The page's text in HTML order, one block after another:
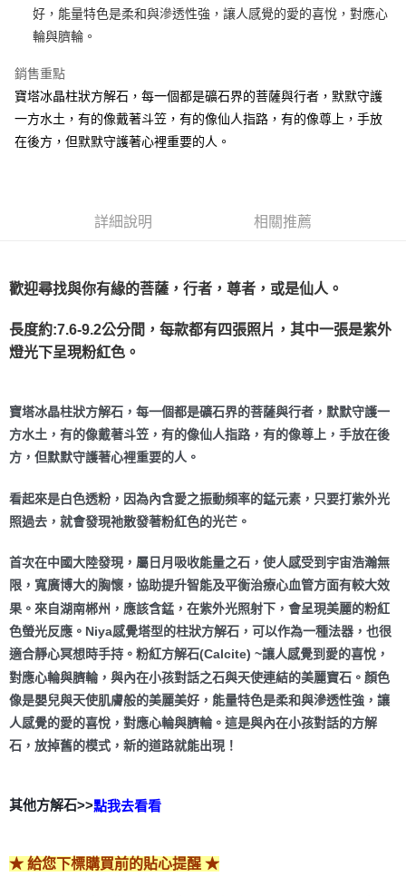
悠遊付
ATM付款
全家取貨付款
每筆NT$80，滿NT$3,000(含以上)免運費
賣家宅配幫您送（台灣）
郵局幫你送（離島）
付款後門市自取
好，能量特色是柔和與滲透性強，讓人感覺的愛的喜悅，對應心
輪與臍輪。
銷售重點
寶塔冰晶柱狀方解石，每一個都是礦石界的菩薩與行者，默默守護
一方水土，有的像戴著斗笠，有的像仙人指路，有的像尊上，手放
在後方，但默默守護著心裡重要的人。
詳細說明 相關推薦
歡迎尋找與你有緣的菩薩，行者，尊者，或是仙人。
長度約:7.6-9.2公分間，每款都有四張照片，其中一張是紫外
燈光下呈現粉紅色。
寶塔冰晶柱狀方解石，每一個都是礦石界的菩薩與行者，默默守護一
方水土，有的像戴著斗笠，有的像仙人指路，有的像尊上，手放在後
方，但默默守護著心裡重要的人。
看起來是白色透粉，因為內含愛之振動頻率的錳元素，只要打紫外光
照過去，就會發現祂散發著粉紅色的光芒。
首次在中國大陸發現，屬日月吸收能量之石，使人感受到宇宙浩瀚無
限，寬廣博大的胸懷，協助提升智能及平衡治療心血管方面有較大效
果。來自湖南郴州，應該含錳，在紫外光照射下，會呈現美麗的粉紅
色螢光反應。Niya感覺塔型的柱狀方解石，可以作為一種法器，也很
適合靜心冥想時手持。粉紅方解石(Calcite) ~讓人感覺到愛的喜悅，
對應心輪與臍輪，與內在小孩對話之石與天使連結的美麗寶石。顏色
像是嬰兒與天使肌膚般的美麗美好，能量特色是柔和與滲透性強，讓
人感覺的愛的喜悅，對應心輪與臍輪。這是與內在小孩對話的方解
石，放掉舊的模式，新的道路就能出現！
其他方解石>>點我去看看
★ 給您下標購買前的貼心提醒 ★